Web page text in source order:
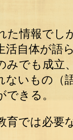
た情報でし
活自体が語
みでも成立
ないもの（
きる。
育では必要